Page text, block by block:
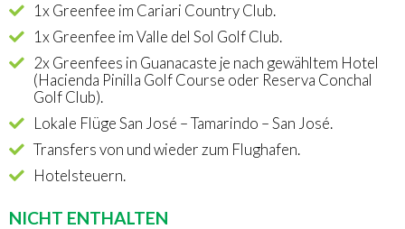
1x Greenfee im Cariari Country Club.
1x Greenfee im Valle del Sol Golf Club.
2x Greenfees in Guanacaste je nach gewähltem Hotel
(Hacienda Pinilla Golf Course oder Reserva Conchal
Golf Club).
Lokale Flüge San José – Tamarindo – San José.
Transfers von und wieder zum Flughafen.
Hotelsteuern.
NICHT ENTHALTEN